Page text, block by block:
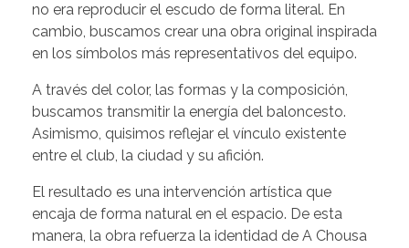
no era reproducir el escudo de forma literal. En
cambio, buscamos crear una obra original inspirada
en los símbolos más representativos del equipo.
A través del color, las formas y la composición,
buscamos transmitir la energía del baloncesto.
Asimismo, quisimos reflejar el vínculo existente
entre el club, la ciudad y su afición.
El resultado es una intervención artística que
encaja de forma natural en el espacio. De esta
manera, la obra refuerza la identidad de A Chousa